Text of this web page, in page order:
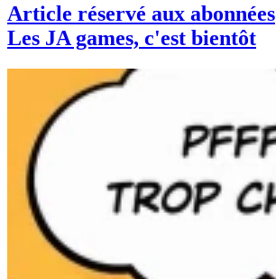
Article réservé aux abonnées
Les JA games, c'est bientôt